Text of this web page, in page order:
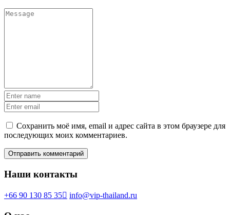
Сохранить моё имя, email и адрес сайта в этом браузере для
последующих моих комментариев.
Наши контакты
+66 90 130 85 35 info@vip-thailand.ru